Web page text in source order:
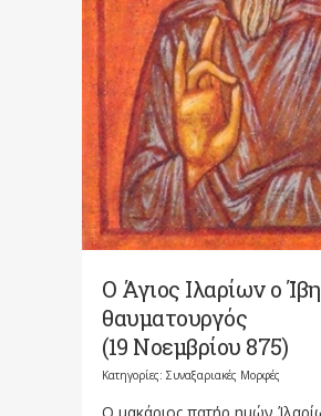
Ο Άγιος Ιλαρίων ο
θαυματουργός
(19 Νοεμβρίου 875)
Κατηγορίες: Συναξαριακές Μορφές